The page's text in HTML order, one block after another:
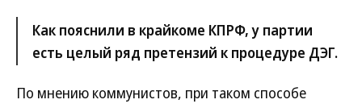
Как пояснили в крайкоме КПРФ, у партии
есть целый ряд претензий к процедуре ДЭГ.
По мнению коммунистов, при таком способе